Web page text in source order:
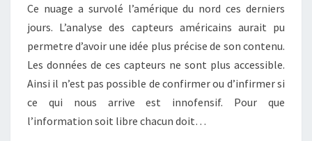
Ce nuage a survolé l’amérique du nord ces derniers
jours. L’analyse des capteurs américains aurait pu
permetre d’avoir une idée plus précise de son contenu.
Les données de ces capteurs ne sont plus accessible.
Ainsi il n’est pas possible de confirmer ou d’infirmer si
ce qui nous arrive est innofensif. Pour que
l’information soit libre chacun doit…